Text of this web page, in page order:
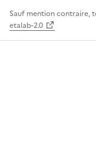
Sauf mention contraire,
etalab-2.0